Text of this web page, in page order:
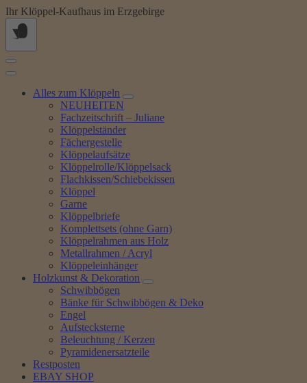
Springe
zum
Inhalt
Ihr Klöppel-Kaufhaus im Erzgebirge
Alles zum Klöppeln
NEUHEITEN
Fachzeitschrift – Juliane
Klöppelständer
Fächergestelle
Klöppelaufsätze
Klöppelrolle/Klöppelsack
Flachkissen/Schiebekissen
Klöppel
Garne
Klöppelbriefe
Komplettsets (ohne Garn)
Klöppelrahmen aus Holz
Metallrahmen / Acryl
Klöppeleinhänger
Holzkunst & Dekoration
Schwibbögen
Bänke für Schwibbögen & Deko
Engel
Aufstecksterne
Beleuchtung / Kerzen
Pyramidenersatzteile
Restposten
EBAY SHOP